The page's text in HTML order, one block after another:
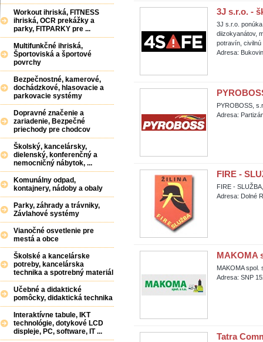
Workout ihriská, FITNESS
ihriská, OCR prekážky a
parky, FITPARKY pre ...
Multifunkčné ihriská,
Športoviská a športové
povrchy
Bezpečnostné, kamerové,
dochádzkové, hlasovacie a
parkovacie systémy
Dopravné značenie a
zariadenie, Bezpečné
priechody pre chodcov
Školský, kancelársky,
dielenský, konferenčný a
nemocničný nábytok, ...
Komunálny odpad,
kontajnery, nádoby a obaly
Parky, záhrady a trávniky,
Závlahové systémy
Vianočné osvetlenie pre
mestá a obce
Školské a kancelárske
potreby, kancelárska
technika a spotrebný materiál
Učebné a didaktické
pomôcky, didaktická technika
Interaktívne tabule, IKT
technológie, dotykové LCD
displeje, PC, software, IT ...
3J s.r.o. -
3J s.r.o.
diizokyanátov,
potravín, civilnú
Adresa:
PYROBOSS,
Adresa:
FIRE -
FIRE -
Adresa: Dolné
MAKOMA
MAKOMA spol.
Adresa: SNP
Tatra